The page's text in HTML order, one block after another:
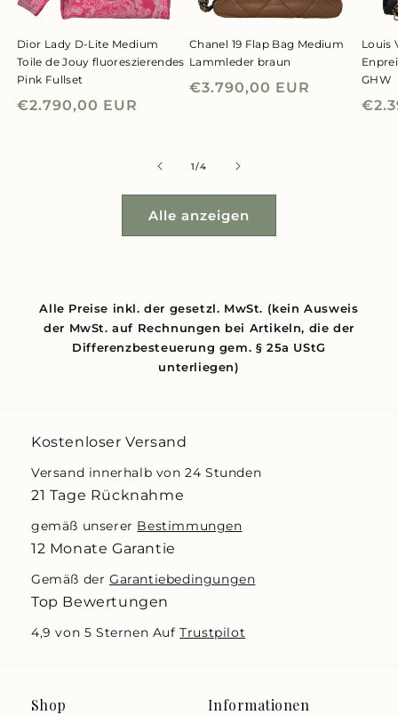
Dior Lady D-Lite Medium
Toile de Jouy fluoreszierendes
Pink Fullset
Normaler
€2.790,00 EUR
Chanel 19 Flap Bag Medium
Lammleder braun
Normaler
€3.790,00 EUR
Louis
GHW
1/von
4
Alle anzeigen
Alle Preise inkl. der gesetzl. MwSt. (kein Ausweis
der MwSt. auf Rechnungen bei Artikeln, die der
Differenzbesteuerung gem. § 25a UStG
unterliegen)
Kostenloser Versand
Versand innerhalb von 24 Stunden
21 Tage Rücknahme
gemäß unserer Bestimmungen
12 Monate Garantie
Gemäß der Garantiebedingungen
Top Bewertungen
4,9 von 5 Sternen AufTrustpilot
Shop Informationen